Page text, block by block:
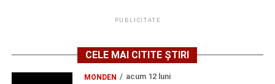
PUBLICITATE
CELE MAI CITITE ȘTIRI
MONDEN acum 12 luni